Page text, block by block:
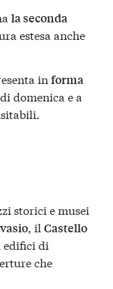
la seconda
estesa anche
in forma
domenica e a
storici e musei
, il Castello
edifici di
che